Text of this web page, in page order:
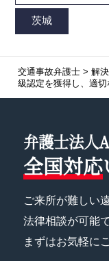
交通事故弁護士> 解
級認定を獲得し、適
弁護士法人
全国対応
ご来所が難しい
法律相談が可能で
まずはお気軽に